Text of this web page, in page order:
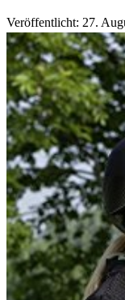
Veröffentlicht: 27.